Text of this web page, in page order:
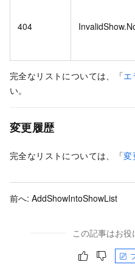
404
完全なリストについては、「エ
い。
変更履歴
完全なリストについては、「変
前へ: AddShowIntoShowList
この記事はお役